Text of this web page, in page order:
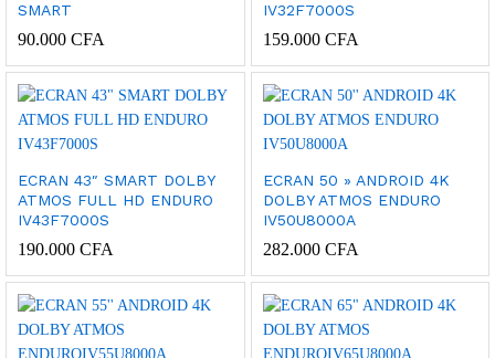
SMART
90.000 CFA
IV32F7000S
159.000 CFA
ECRAN 43″ SMART DOLBY
ATMOS FULL HD ENDURO
IV43F7000S
190.000 CFA
ECRAN 50 » ANDROID 4K
DOLBY ATMOS ENDURO
IV50U8000A
282.000 CFA